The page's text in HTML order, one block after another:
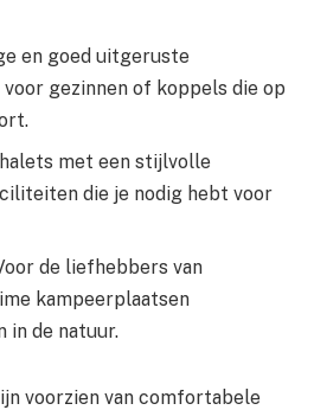
en goed uitgeruste
gezinnen of koppels die op
met een stijlvolle
die je nodig hebt voor
de liefhebbers van
kampeerplaatsen
in de natuur.
voorzien van comfortabele